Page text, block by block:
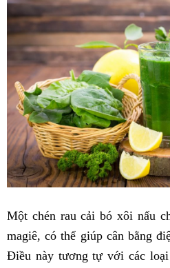
Một chén rau cải bó xôi nấu
magiê, có thể giúp cân bằng
Điều này tương tự với các